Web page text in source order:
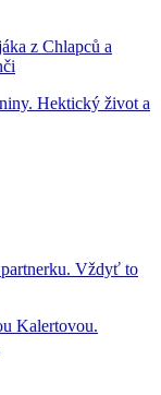
z Chlapců a
Hektický život a
Vždyť to
Kalertovou.